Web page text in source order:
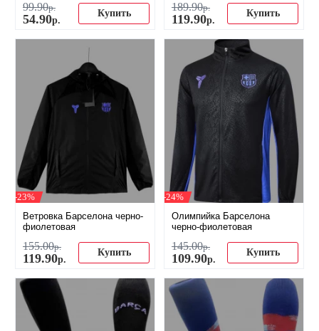
99.90р.
54.90р.
Купить
189.90р.
119.90р.
Купить
-23%
Ветровка Барселона черно-
фиолетовая
155.00р.
119.90р.
Купить
-24%
Олимпийка Барселона
черно-фиолетовая
145.00р.
109.90р.
Купить